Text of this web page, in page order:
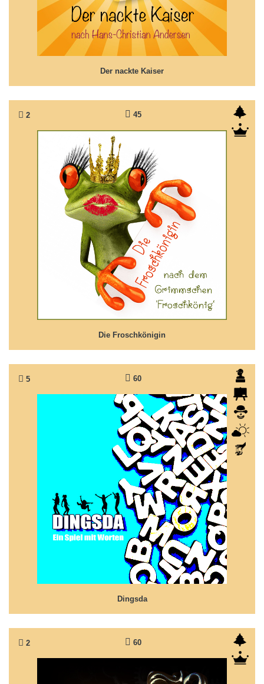
Der nackte Kaiser
2 45
Die Froschkönigin
Die Froschkönigin
Liebesgeschichte nach Grimms Märchen 'Der
Froschkönig
5 60
Dingsda
Dingsda
Ein Spiel mit Worten.
2 60